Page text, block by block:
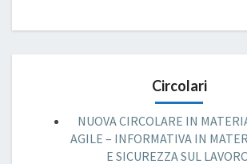
Circolari
NUOVA CIRCOLARE IN
AGILE – INFORMATIVA IN
E SICUREZZA SUL